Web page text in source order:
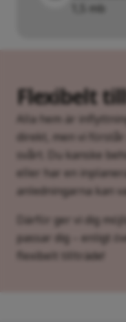
1,5 mb
Flexibelt
Alla hem är
direkt, men vi
svårt. Du kanske
eller har en
anledningarna kan
Därför ger vi dig
passar dig – enligt
flexibelt tillträde!